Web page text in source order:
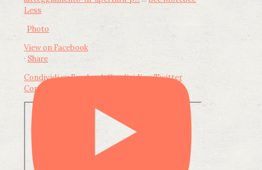
Less
Photo
View on Facebook
· Share
Condividi su FacebookCondividi su Twitter
Condividi su LinkedIn